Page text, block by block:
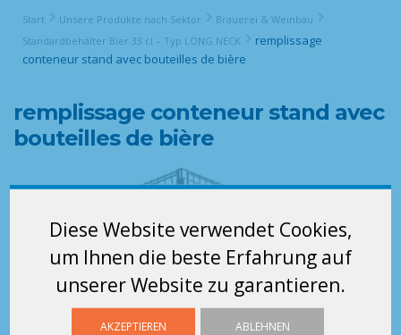
Diese Website verwendet Cookies,
um Ihnen die beste Erfahrung auf
unserer Website zu garantieren.
AKZEPTIEREN ABLEHNEN
Start Unsere Produkte nach Sektor
Brauerei & Weinbau
Standardbehälter Bier 33 cl – Typ LONG NECK
remplissage
conteneur stand avec bouteilles de bière
remplissage conteneur stand avec
bouteilles de bière